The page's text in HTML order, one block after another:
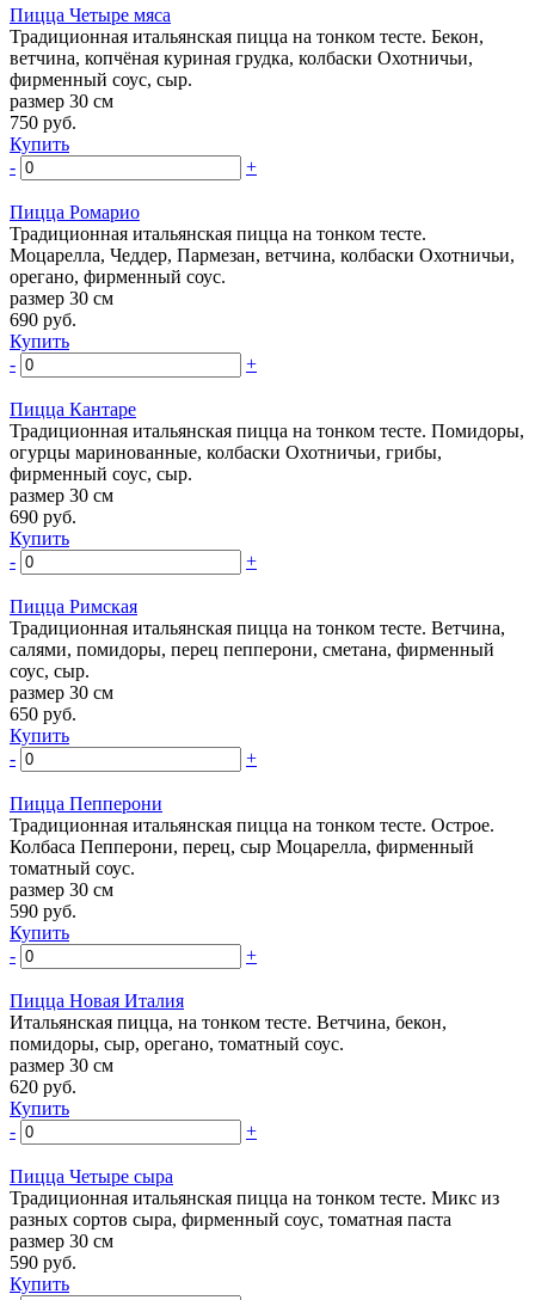
Пицца Четыре мяса
Традиционная итальянская пицца на тонком тесте. Бекон,
ветчина, копчёная куриная грудка, колбаски Охотничьи,
фирменный соус, сыр.
размер 30 см
750 руб.
Купить
-
+
Пицца Ромарио
Традиционная итальянская пицца на тонком тесте.
Моцарелла, Чеддер, Пармезан, ветчина, колбаски Охотничьи,
орегано, фирменный соус.
размер 30 см
690 руб.
Купить
-
+
Пицца Кантаре
Традиционная итальянская пицца на тонком тесте. Помидоры,
огурцы маринованные, колбаски Охотничьи, грибы,
фирменный соус, сыр.
размер 30 см
690 руб.
Купить
-
+
Пицца Римская
Традиционная итальянская пицца на тонком тесте. Ветчина,
салями, помидоры, перец пепперони, сметана, фирменный
соус, сыр.
размер 30 см
650 руб.
Купить
-
+
Пицца Пепперони
Традиционная итальянская пицца на тонком тесте. Острое.
Колбаса Пепперони, перец, сыр Моцарелла, фирменный
томатный соус.
размер 30 см
590 руб.
Купить
-
+
Пицца Новая Италия
Итальянская пицца, на тонком тесте. Ветчина, бекон,
помидоры, сыр, орегано, томатный соус.
размер 30 см
620 руб.
Купить
-
+
Пицца Четыре сыра
Традиционная итальянская пицца на тонком тесте. Микс из
разных сортов сыра, фирменный соус, томатная паста
размер 30 см
590 руб.
Купить